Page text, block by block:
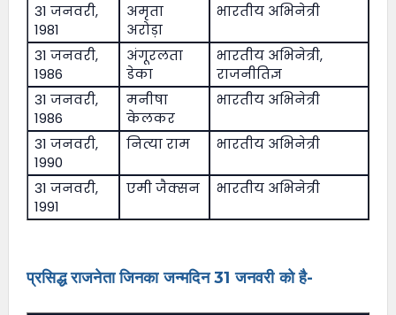
31 जनवरी,
1981
अमृता
अरोड़ा
भारतीय अभिनेत्री
31 जनवरी,
1986
अंगूरलता
डेका
भारतीय अभिनेत्री,
राजनीतिज्ञ
31 जनवरी,
1986
मनीषा
केलकर
भारतीय अभिनेत्री
31 जनवरी,
1990
नित्या राम भारतीय अभिनेत्री
31 जनवरी,
1991
एमी जैक्सन भारतीय अभिनेत्री
प्रसिद्ध राजनेता जिनका जन्मदिन 31 जनवरी को है-